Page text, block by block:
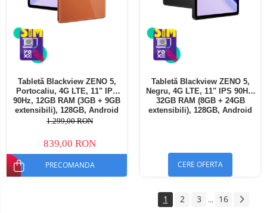
Tabletă Blackview ZENO 5,
Portocaliu, 4G LTE, 11" IPS
90Hz, 12GB RAM (3GB + 9GB
extensibili), 128GB, Android
16, Unisoc T7250, 8300mAh,
SIM
1.299,00 RON
839,00 RON
PRECOMANDA
Tabletă Blackview ZENO 5,
Negru, 4G LTE, 11" IPS 90Hz,
32GB RAM (8GB + 24GB
extensibili), 128GB, Android
CERE OFERTA
1 2 3 ... 16